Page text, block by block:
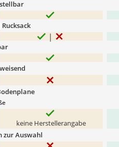
keine Herstellerangabe
zur Auswahl